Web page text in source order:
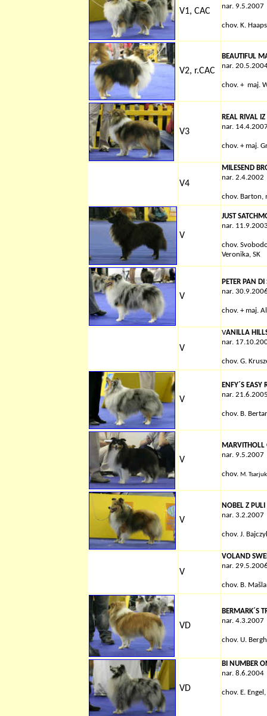
V1, CAC
nar. 9.5.2007
chov. K.
V2, r.CAC
BEAUTIFUL
nar.
chov. + maj.
V3
REAL RIVAL
nar.
chov. + maj.
V4
MILESEND
nar. 2.4.2002
chov. Barton,
V
JUST
nar.
chov.
Veronika, SK
V
PETER PAN
nar.
chov. + maj.
V
VANILLA
nar.
chov. G.
V
ENFY´S EASY
nar.
chov. B.
V
MARVITHOLL
nar. 9.5.2007
chov. M. Tsarjuk
V
NOBEL Z PULI
nar. 3.2.2007
chov. J.
V
VOLAND
nar.
chov. B.
VD
BERMARK´S
nar. 4.3.2007
chov. U.
VD
BI NUMBER
nar. 8.6.2004
chov. E. Engel ,